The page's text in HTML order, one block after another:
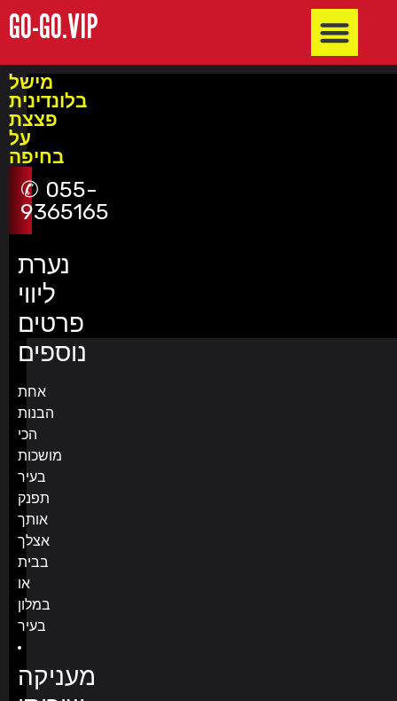
GO-GO.VIP
מישל
בלונדינית
פצצת
על
בחיפה
055-
9365165
נערת
ליווי
פרטים
נוספים
אחת
הבנות
הכי
מושכות
בעיר
תפנק
אותך
אצלך
בבית
או
במלון
בעיר
מעניקה